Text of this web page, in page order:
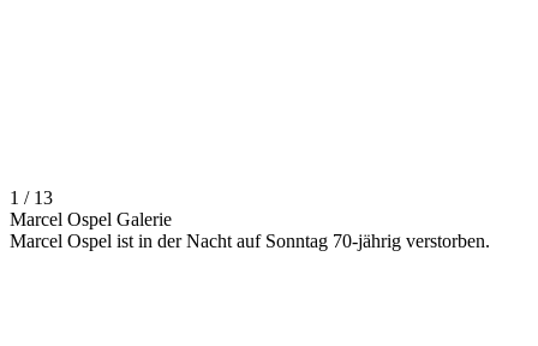
1 / 13
Marcel Ospel Galerie
Marcel Ospel ist in der Nacht auf Sonntag 70-jährig verstorben.